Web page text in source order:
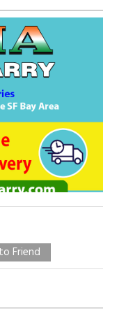
Friend